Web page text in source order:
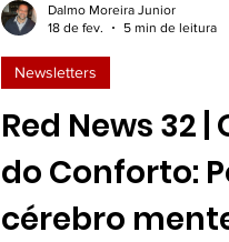
Red News 32
do Conforto:
cérebro
Newsletters
Dalmo Moreira Junior
18 de fev.
5 min de leitura